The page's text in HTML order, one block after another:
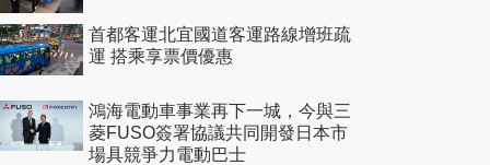
首都客運北宜國道客運路線增班疏
運 搭乘享票價優惠
鴻海電動車事業再下一城，今與三
菱FUSO簽署協議共同開發日本市
場具競爭力電動巴士